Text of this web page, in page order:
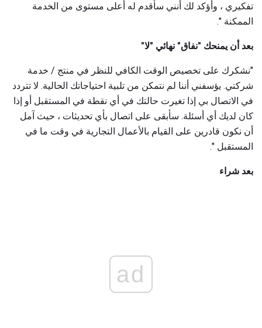
تفكيري ، وأؤكد لك أنني سأقدم له أعلى مستوى من الخدمة
الممكنة ".
بعد أن يمنحك "نفاق" نهائي "لا"
"نشكرك على تخصيص الوقت الكافي للنظر في منتج / خدمة
شركتي. يؤسفني أننا لم نتمكن من تلبية احتياجاتك الحالية. لا تتردد
في الاتصال بي إذا تغيرت حالتك في أي نقطة في المستقبل أو إذا
كان لديك أي أسئلة. سأبقى على اتصال بأي تحديثات ، حيث آمل
أن نكون قادرين على القيام بالأعمال التجارية في وقت ما في
المستقبل ".
بعد شراء
ad